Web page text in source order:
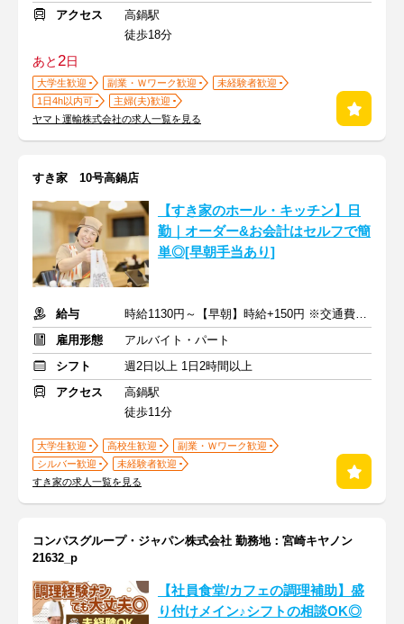
アクセス
高鍋駅
徒歩18分
あと2日
大学生歓迎 副業・Ｗワーク歓迎
未経験者歓迎
1日4h以内可
主婦(夫)歓迎
ヤマト運輸株式会社の求人一覧を見る
すき家 10号高鍋店
【すき家のホール・キッチン】日
勤｜オーダー&お会計はセルフで簡
単◎[早朝手当あり]
給与
時給1130円～【早朝】時給+150円 ※交通費支給
雇用形態
アルバイト・パート
シフト
週2日以上 1日2時間以上
アクセス
高鍋駅
徒歩11分
大学生歓迎 高校生歓迎
副業・Ｗワーク歓迎
シルバー歓迎
未経験者歓迎
すき家の求人一覧を見る
コンパスグループ・ジャパン株式会社 勤務地：宮崎キヤノン
21632_p
【社員食堂/カフェの調理補助】盛
り付けメイン♪シフトの相談OK◎